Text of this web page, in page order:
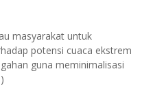
masyarakat untuk
potensi cuaca ekstrem
guna meminimalisasi